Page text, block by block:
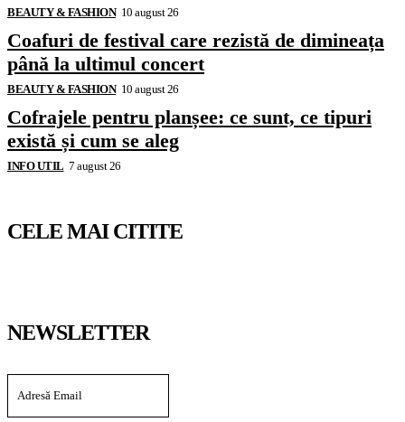
BEAUTY & FASHION 10 august 26
Coafuri de festival care rezistă de dimineața
până la ultimul concert
BEAUTY & FASHION 10 august 26
Cofrajele pentru planșee: ce sunt, ce tipuri
există și cum se aleg
INFO UTIL 7 august 26
CELE MAI CITITE
NEWSLETTER